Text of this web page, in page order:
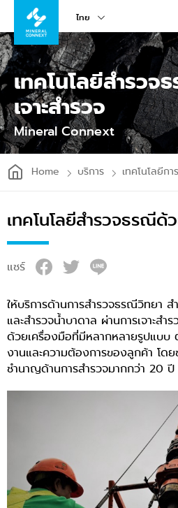
ไทย
เทคโนโลยีสำรว
เจาะสำรวจ
Mineral Connext
Home บริการ เทคโนโลยีก
เทคโนโลยีสำรวจธรณีด้ว
แชร์
ให้บริการด้านการสำรวจธรณีวิทยา
และสำรวจน้ำบาดาล ผ่านการเจาะส
ด้วยเครื่องมือที่มีหลากหลายรูปแบบ
งานและความต้องการของลูกค้า โดย
ชำนาญด้านการสำรวจมากกว่า 20 ปี